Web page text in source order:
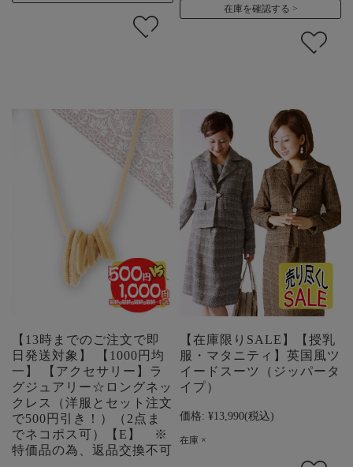
在庫を確認する
【13時までのご注文で即
日発送対象】 【1000円均
一】 【アクセサリー】ラ
グジュアリー☆ロングネッ
クレス（洋服とセット注文
で500円引き！）（2点ま
でネコポス可）【E】 ※
特価品の為、返品交換不可
【在庫限りSALE】【授乳
服・マタニティ】英国風ツ
イードスーツ（ジッパータ
イプ）
価格: ¥13,990(税込)
在庫 ×